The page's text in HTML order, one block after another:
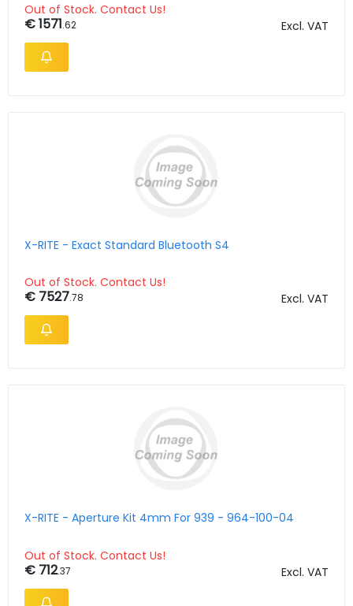
Out of Stock. Contact Us!
€ 1571.62 Excl. VAT
X-RITE - Exact Standard Bluetooth S4
Out of Stock. Contact Us!
€ 7527.78 Excl. VAT
X-RITE - Aperture Kit 4mm For 939 - 964-100-04
Out of Stock. Contact Us!
€ 712.37 Excl. VAT